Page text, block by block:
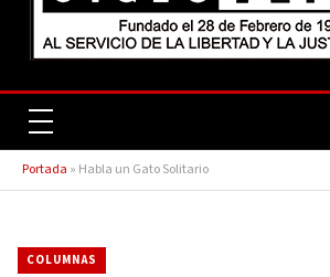
Portada » Habla un Gato Solitario
COLUMNAS